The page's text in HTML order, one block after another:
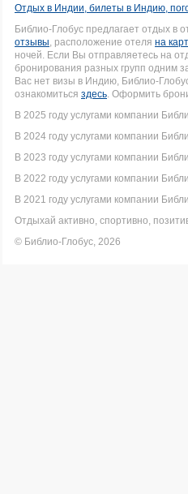
Отдых в Индии, билеты в Индию,
Библио-Глобус предлагает отдых в
отзывы, расположение отеля на
ночей. Если Вы отправляетесь на
бронирования разных групп одним
Вас нет визы в Индию, Библио-
ознакомиться здесь. Оформить
В 2025 году услугами компании
В 2024 году услугами компании
В 2023 году услугами компании
В 2022 году услугами компании
В 2021 году услугами компании
Отдыхай активно, спортивно,
© Библио-Глобус, 2026